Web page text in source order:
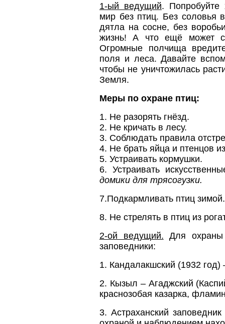
1-ый ведущий. Попробуйте
мир без птиц. Без соловья
дятла на сосне, без
жизнь! А что ещё может
Огромные полчища
поля и леса. Давайте
чтобы не уничтожилась
Земля.
Меры по охране птиц:
1. Не разорять гнёзд.
2. Не кричать в лесу.
3. Соблюдать правила
4. Не брать яйца и птенцов
5. Устраивать кормушки.
6. Устраивать
домики для трясогузки.
7.Подкармливать птиц зимой.
8. Не стрелять в птиц из
2-ой ведущий. Для охраны
заповедники:
1. Кандалакшский (1932 год)
2. Кызыл – Агаджский
краснозобая казарка,
3. Астраханский